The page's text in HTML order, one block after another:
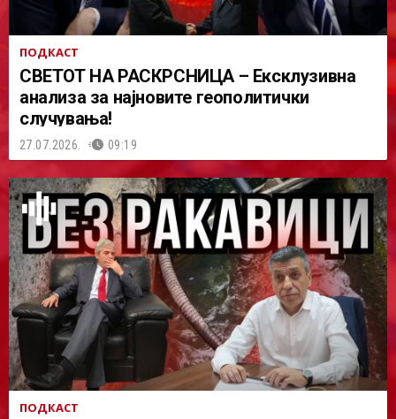
ПОДКАСТ
СВЕТОТ НА РАСКРСНИЦА – Ексклузивна
анализа за најновите геополитички
случувања!
27.07.2026. 09:19
ПОДКАСТ